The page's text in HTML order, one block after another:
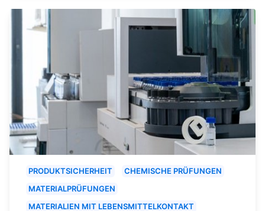
PRODUKTSICHERHEIT
CHEMISCHE PRÜFUNGEN
MATERIALPRÜFUNGEN
MATERIALIEN MIT LEBENSMITTELKONTAKT